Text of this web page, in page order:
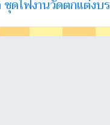
ดไฟงานวัดตกแต่งบ